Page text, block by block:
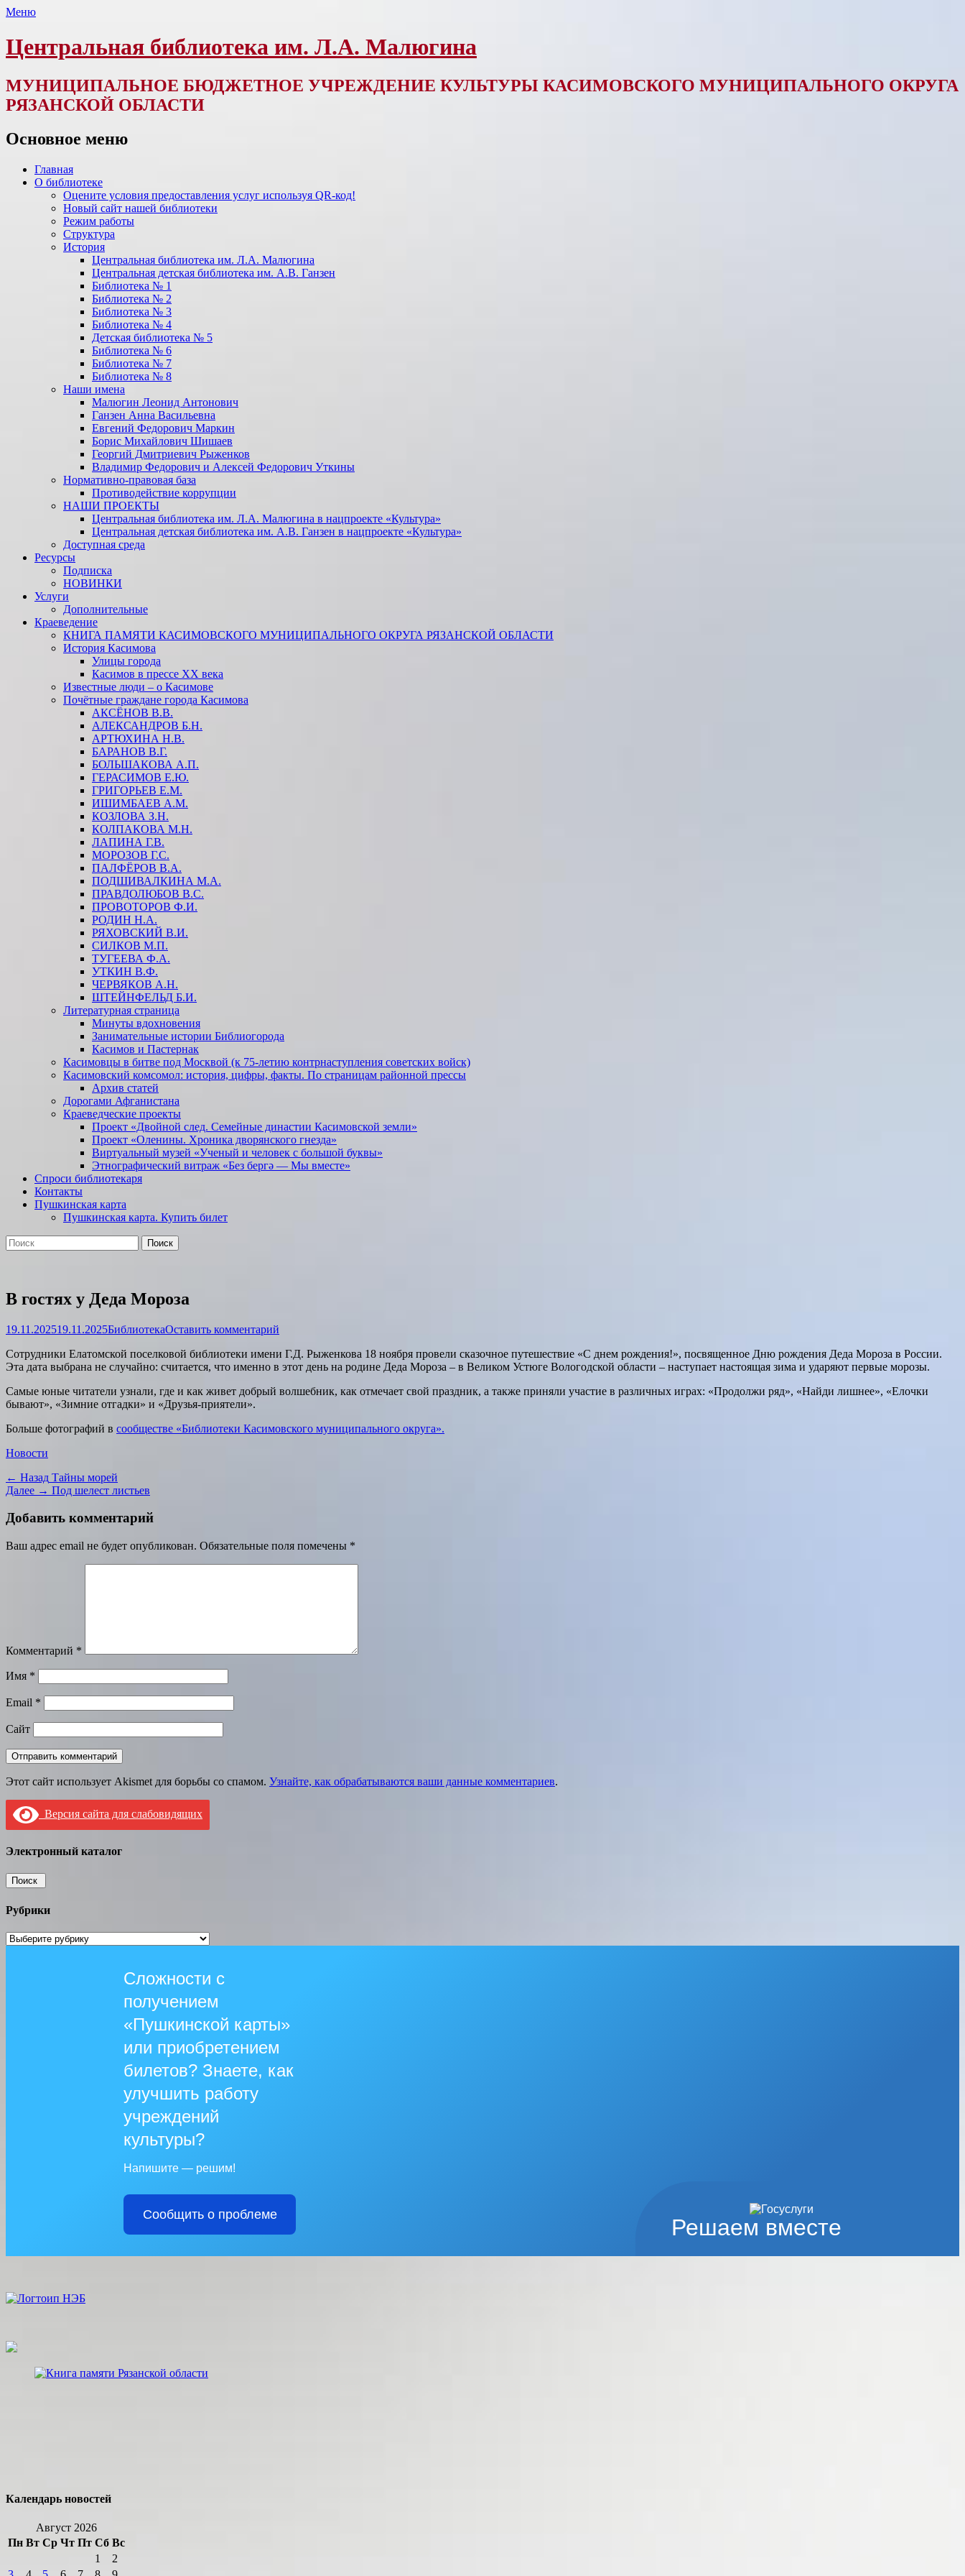
Меню
Центральная библиотека им. Л.А. Малюгина
МУНИЦИПАЛЬНОЕ БЮДЖЕТНОЕ УЧРЕЖДЕНИЕ КУЛЬТУРЫ КАСИМОВСКОГО МУНИЦИПАЛЬНОГО ОКРУГА
РЯЗАНСКОЙ ОБЛАСТИ
Основное меню
Перейти
содержимому
Главная
О библиотеке
Оцените условия предоставления услуг используя QR-код!
Новый сайт нашей библиотеки
Режим работы
Структура
История
Центральная библиотека им. Л.А. Малюгина
Центральная детская библиотека им. А.В. Ганзен
Библиотека № 1
Библиотека № 2
Библиотека № 3
Библиотека № 4
Детская библиотека № 5
Библиотека № 6
Библиотека № 7
Библиотека № 8
Наши имена
Малюгин Леонид Антонович
Ганзен Анна Васильевна
Евгений Федорович Маркин
Борис Михайлович Шишаев
Георгий Дмитриевич Рыженков
Владимир Федорович и Алексей Федорович Уткины
Нормативно-правовая база
Противодействие коррупции
НАШИ ПРОЕКТЫ
Центральная библиотека им. Л.А. Малюгина в нацпроекте «Культура»
Центральная детская библиотека им. А.В. Ганзен в нацпроекте «Культура»
Доступная среда
Ресурсы
Подписка
НОВИНКИ
Услуги
Дополнительные
Краеведение
КНИГА ПАМЯТИ КАСИМОВСКОГО МУНИЦИПАЛЬНОГО ОКРУГА РЯЗАНСКОЙ ОБЛАСТИ
История Касимова
Улицы города
Касимов в прессе XX века
Известные люди – о Касимове
Почётные граждане города Касимова
АКСЁНОВ В.В.
АЛЕКСАНДРОВ Б.Н.
АРТЮХИНА Н.В.
БАРАНОВ В.Г.
БОЛЬШАКОВА А.П.
ГЕРАСИМОВ Е.Ю.
ГРИГОРЬЕВ Е.М.
ИШИМБАЕВ А.М.
КОЗЛОВА З.Н.
КОЛПАКОВА М.Н.
ЛАПИНА Г.В.
МОРОЗОВ Г.С.
ПАЛФЁРОВ В.А.
ПОДШИВАЛКИНА М.А.
ПРАВДОЛЮБОВ В.С.
ПРОВОТОРОВ Ф.И.
РОДИН Н.А.
РЯХОВСКИЙ В.И.
СИЛКОВ М.П.
ТУГЕЕВА Ф.А.
УТКИН В.Ф.
ЧЕРВЯКОВ А.Н.
ШТЕЙНФЕЛЬД Б.И.
Литературная страница
Минуты вдохновения
Занимательные истории Библиогорода
Касимов и Пастернак
Касимовцы в битве под Москвой (к 75-летию контрнаступления советских войск)
Касимовский комсомол: история, цифры, факты. По страницам районной прессы
Архив статей
Дорогами Афганистана
Краеведческие проекты
Проект «Двойной след. Семейные династии Касимовской земли»
Проект «Оленины. Хроника дворянского гнезда»
Виртуальный музей «Ученый и человек с большой буквы»
Этнографический витраж «Без бергə — Мы вместе»
Спроси библиотекаря
Контакты
Пушкинская карта
Пушкинская карта. Купить билет
Поиск
Найти:
В гостях у Деда Мороза
Опубликовано
19.11.202519.11.2025Автор
БиблиотекаОставить комментарий
Сотрудники Елатомской поселковой библиотеки имени Г.Д. Рыженкова 18 ноября провели сказочное путешествие «С днем рождения!», посвященное Дню рождения Деда Мороза в России.
Эта дата выбрана не случайно: считается, что именно в этот день на родине Деда Мороза – в Великом Устюге Вологодской области – наступает настоящая зима и ударяют первые морозы.
Самые юные читатели узнали, где и как живет добрый волшебник, как отмечает свой праздник, а также приняли участие в различных играх: «Продолжи ряд», «Найди лишнее», «Елочки
бывают», «Зимние отгадки» и «Друзья-приятели».
Больше фотографий в сообществе «Библиотеки Касимовского муниципального округа».
Категории
Новости
Навигация
по
записям
← Назад Предыдущая
запись:
Тайны морей
Далее → Следующая
Под шелест листьев
Добавить комментарий
Ваш адрес email не будет опубликован. Обязательные поля помечены *
Комментарий *
Имя *
Email *
Сайт
Этот сайт использует Akismet для борьбы со спамом. Узнайте, как обрабатываются ваши данные комментариев.
Версия сайта для слабовидящих
Электронный каталог
Рубрики
Рубрики
Решаем вместе
Сложности с
получением
«Пушкинской карты»
или приобретением
билетов? Знаете, как
улучшить работу
учреждений
культуры?
Напишите — решим!
Сообщить о проблеме
Календарь новостей
Август 2026
Пн Вт Ср Чт Пт Сб Вс
1
2